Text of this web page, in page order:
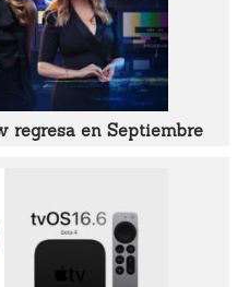
regresa en Septiembre